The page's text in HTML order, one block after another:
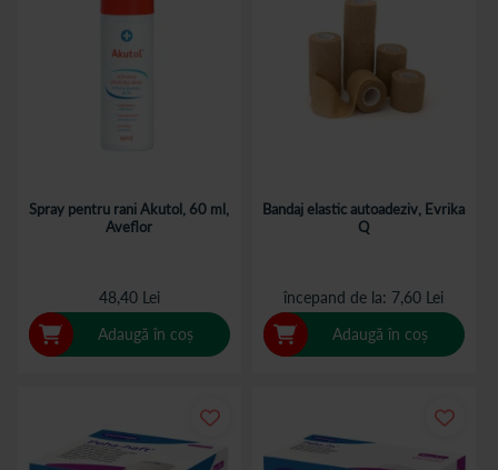
Spray pentru rani Akutol, 60 ml,
Aveflor
48,40 Lei
Adaugă în coș
Bandaj elastic autoadeziv, Evrika
Q
începand de la 7,60 Lei
Adaugă în coș